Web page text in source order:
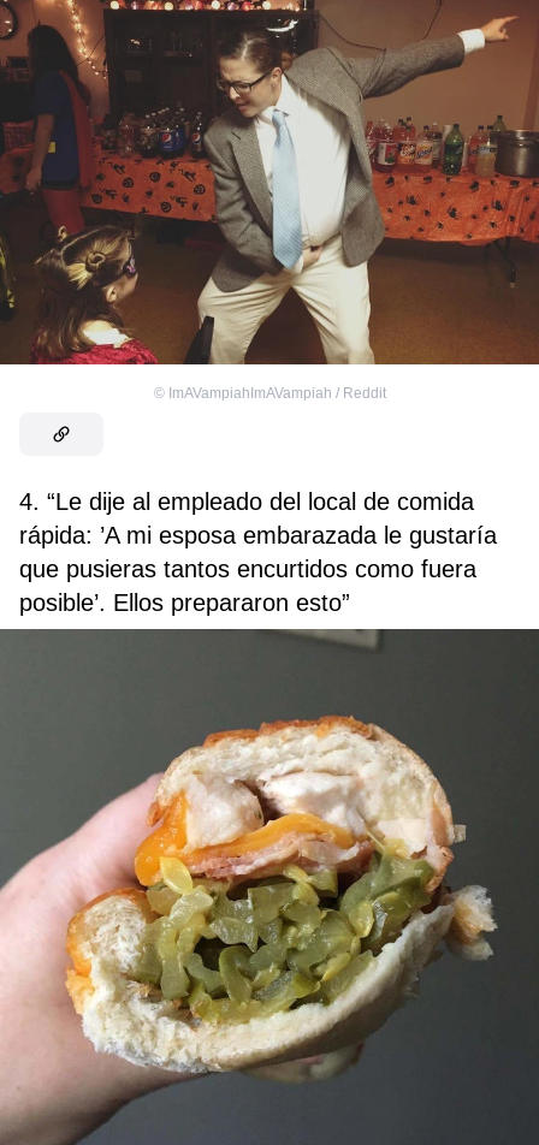
© ImAVampiahImAVampiah / Reddit
4. “Le dije al empleado del local de comida
rápida: ’A mi esposa embarazada le gustaría
que pusieras tantos encurtidos como fuera
posible’. Ellos prepararon esto”